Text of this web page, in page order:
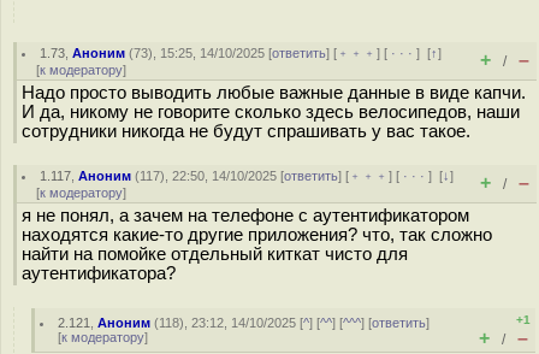
1.73 ,Аноним (73), 15:25, 14/10/2025 [ответить] [ ﹢﹢﹢] [ · · ·][↑]
[к модератору] + / –
Надо просто выводить любые важные данные в виде капчи.
И да, никому не говорите сколько здесь велосипедов, наши
сотрудники никогда не будут спрашивать у вас такое.
1.117 ,Аноним (117), 22:50, 14/10/2025 [ответить] [ ﹢﹢﹢] [ · · ·][↓]
[к модератору] + / –
я не понял, а зачем на телефоне с аутентификатором
находятся какие-то другие приложения? что, так сложно
найти на помойке отдельный киткат чисто для
аутентификатора?
2.121 ,Аноним (118), 23:12, 14/10/2025 [^] [^^] [^^^] [ответить]
[к модератору]
+1
+ / –